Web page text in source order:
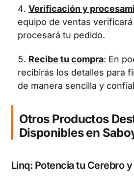
Verificación y
equipo de ventas
procesará tu pedido.
Recibe tu compra: En
recibirás los detalles para
de manera sencilla y
Otros Productos
Disponibles en
Linq: Potencia tu Cerebro